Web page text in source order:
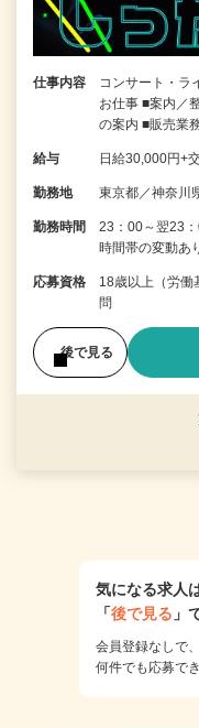
仕事内容
コンサート・ラ
お仕事 ■案内／
の案内 ■販売業
給与 日給30,000円+
勤務地 東京都／神奈川
勤務時間
23：00～翌23
時間帯の変動
応募資格
18歳以上（労働
問
後で見る
気になる求人
「後で見る 」
会員登録なしで、
何件でも応募でき